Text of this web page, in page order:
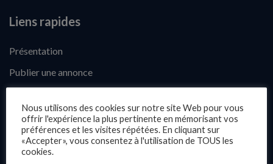
Liens rapides
Présentation
Publier une annonce
Questions fréquentes
Blog
Contact
Nous utilisons des cookies sur notre site Web pour vous
offrir l'expérience la plus pertinente en mémorisant vos
préférences et les visites répétées. En cliquant sur
«Accepter», vous consentez à l'utilisation de TOUS les
cookies.